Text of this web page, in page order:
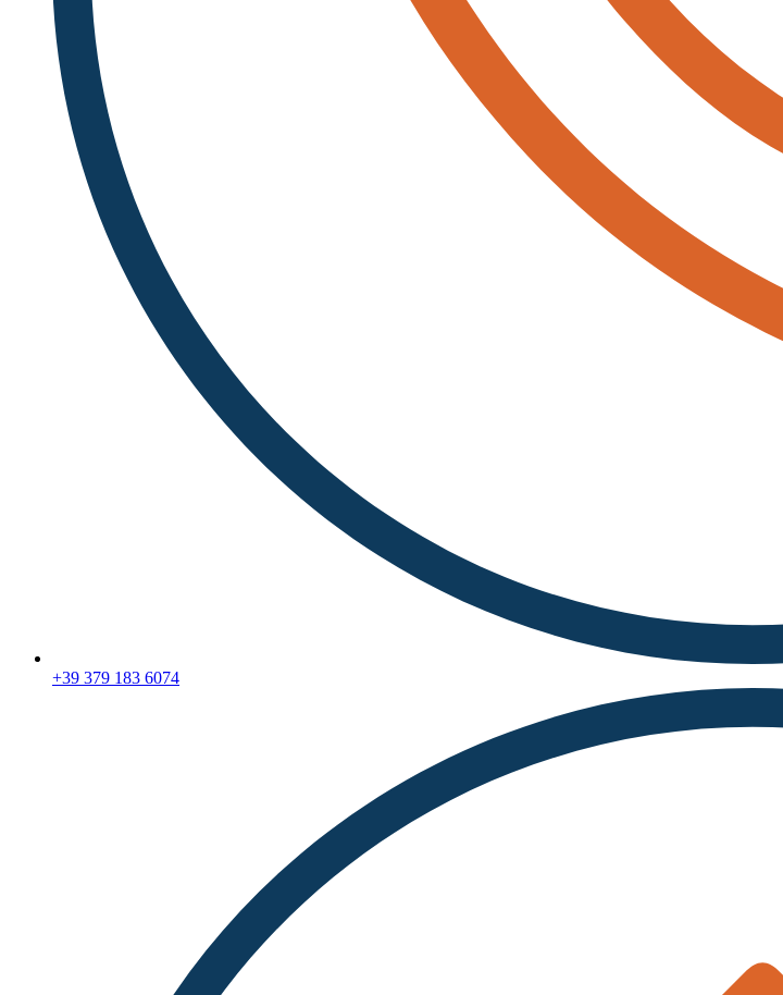
+39 379 183 6074